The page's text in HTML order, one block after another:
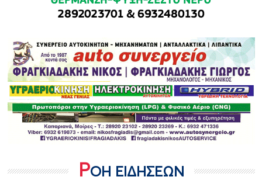
ΡΟΗ ΕΙΔΗΣΕΩΝ